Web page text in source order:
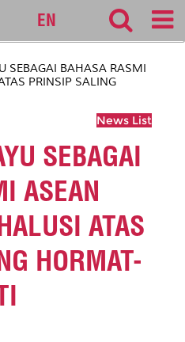
EN
SEBAGAI BAHASA RASMI
PRINSIP SALING
News List
SEBAGAI
ASEAN
ATAS
HORMAT-